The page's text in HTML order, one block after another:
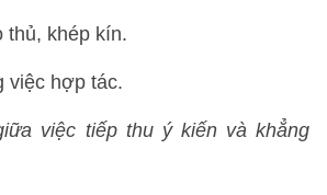
thủ, khép kín.
việc hợp tác.
việc tiếp thu ý kiến và khẳng